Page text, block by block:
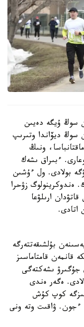
سوڭ ۇيگە دەيىن
سوڭ ديۆاندا وتىرىپ
ونىڭ
ءبىراق ىشەك
بولادى. ول ءۇشىن
ەندوكرينولوگ زۋحرا
ارىلۋعا
اتادى.
بۇلشىقەتتەرگە
قانمەن قامتاماسىز
ىشەكتەگى
ەگەر ەندى
كوپ كۇش
ءجون. ۋاقىت وتە ونى